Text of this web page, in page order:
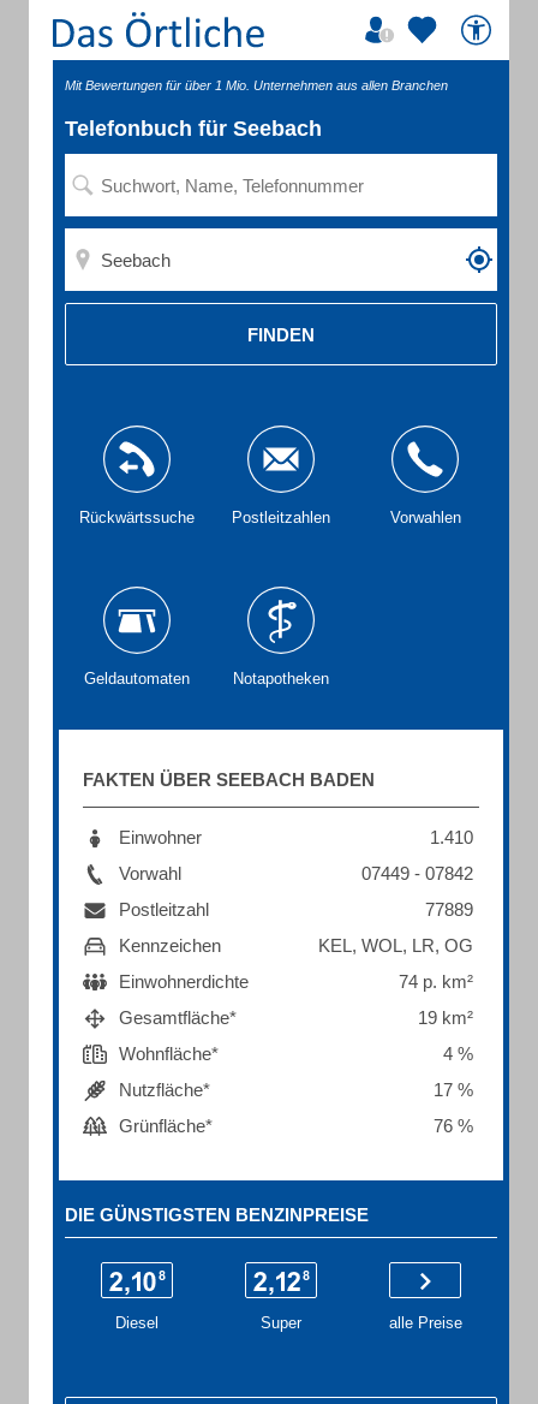
Mit Bewertungen für über 1 Mio. Unternehmen aus allen Branchen
Telefonbuch für Seebach
FINDEN
Rückwärtssuche Postleitzahlen Vorwahlen
Geldautomaten Notapotheken
FAKTEN ÜBER SEEBACH BADEN
Einwohner
1.410
Vorwahl
07449 - 07842
Postleitzahl
77889
Kennzeichen
KEL, WOL, LR, OG
Einwohnerdichte
74 p. km²
Gesamtfläche*
19 km²
Wohnfläche*
4 %
Nutzfläche*
17 %
Grünfläche*
76 %
DIE GÜNSTIGSTEN BENZINPREISE
Diesel Super alle Preise